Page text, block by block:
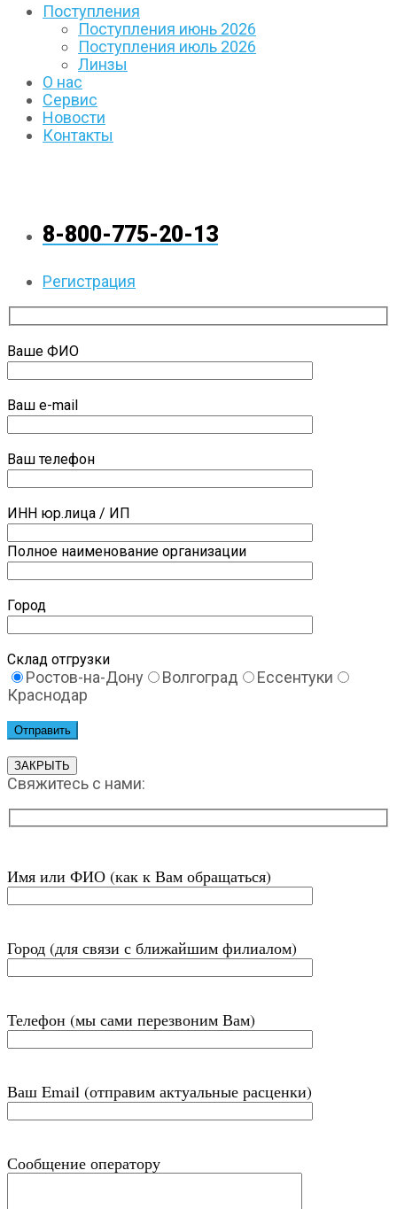
Поступления
Поступления июнь 2026
Поступления июль 2026
Линзы
О нас
Сервис
Новости
Контакты
8-800-775-20-13
Регистрация
Ваше ФИО
Ваш e-mail
Ваш телефон
ИНН юр.лица / ИП
Полное наименование организации
Город
Склад отгрузки
Ростов-на-Дону Волгоград
Ессентуки
Краснодар
ЗАКРЫТЬ
Свяжитесь с нами:
Имя или ФИО (как к Вам обращаться)
Город (для связи с ближайшим филиалом)
Телефон (мы сами перезвоним Вам)
Ваш Email (отправим актуальные расценки)
Сообщение оператору